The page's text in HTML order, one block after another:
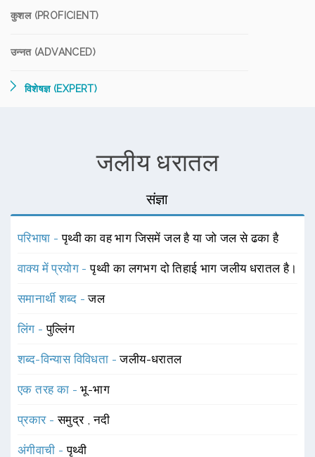
कुशल (PROFICIENT)
उन्नत (ADVANCED)
विशेषज्ञ (EXPERT)
जलीय धरातल
संज्ञा
परिभाषा -पृथ्वी का वह भाग जिसमें जल है या जो जल से ढका है
वाक्य में प्रयोग -पृथ्वी का लगभग दो तिहाई भाग जलीय धरातल है।
समानार्थी शब्द -जल
लिंग -पुल्लिंग
शब्द-विन्यास विविधता -जलीय-धरातल
एक तरह का -भू-भाग
प्रकार -समुद्र ,नदी
अंगीवाची -पृथ्वी